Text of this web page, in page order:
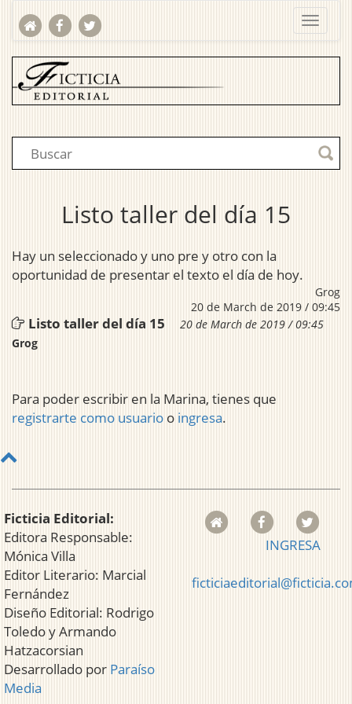
Listo taller del día 15
Hay un seleccionado y uno pre y otro con la
oportunidad de presentar el texto el día de hoy.
Grog
20 de March de 2019 / 09:45
Listo taller del día 15
20 de March de 2019 / 09:45
Grog
Para poder escribir en la Marina, tienes que
registrarte como usuario o ingresa.
Ficticia Editorial:
Editora Responsable:
Mónica Villa
Editor Literario: Marcial
Fernández
Diseño Editorial: Rodrigo
Toledo y Armando
Hatzacorsian
Desarrollado por Paraíso
Media
INGRESA